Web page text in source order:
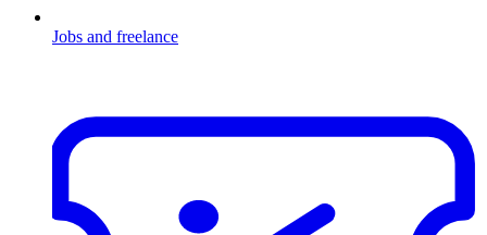
Jobs and freelance